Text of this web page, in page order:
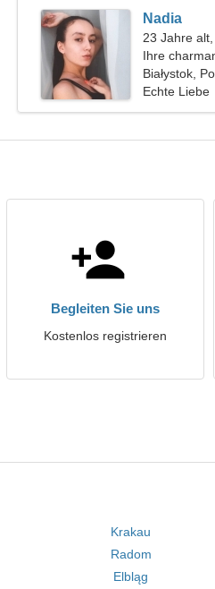
Nadia
23 Jahre
Ihre
Białystok,
Echte Liebe
Begleiten Sie uns
Kostenlos registrieren
Krakau
Radom
Elbląg